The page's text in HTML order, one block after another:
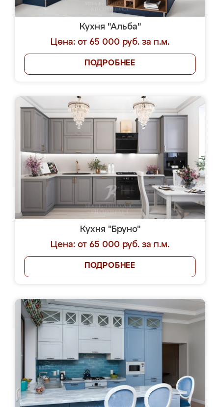
Кухня "Альба"
Цена: от 65 000 руб. за п.м.
ПОДРОБНЕЕ
Кухня "Бруно"
Цена: от 65 000 руб. за п.м.
ПОДРОБНЕЕ